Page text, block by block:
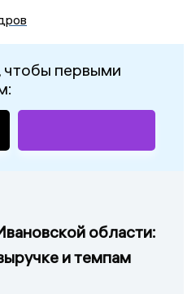
чтобы первыми
области:
и темпам